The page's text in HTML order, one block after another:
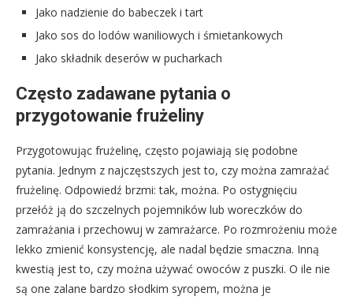
Jako nadzienie do babeczek i tart
Jako sos do lodów waniliowych i śmietankowych
Jako składnik deserów w pucharkach
Często zadawane pytania o
przygotowanie frużeliny
Przygotowując frużelinę, często pojawiają się podobne
pytania. Jednym z najczęstszych jest to, czy można zamrażać
frużelinę. Odpowiedź brzmi: tak, można. Po ostygnięciu
przełóż ją do szczelnych pojemników lub woreczków do
zamrażania i przechowuj w zamrażarce. Po rozmrożeniu może
lekko zmienić konsystencję, ale nadal będzie smaczna. Inną
kwestią jest to, czy można używać owoców z puszki. O ile nie
są one zalane bardzo słodkim syropem, można je